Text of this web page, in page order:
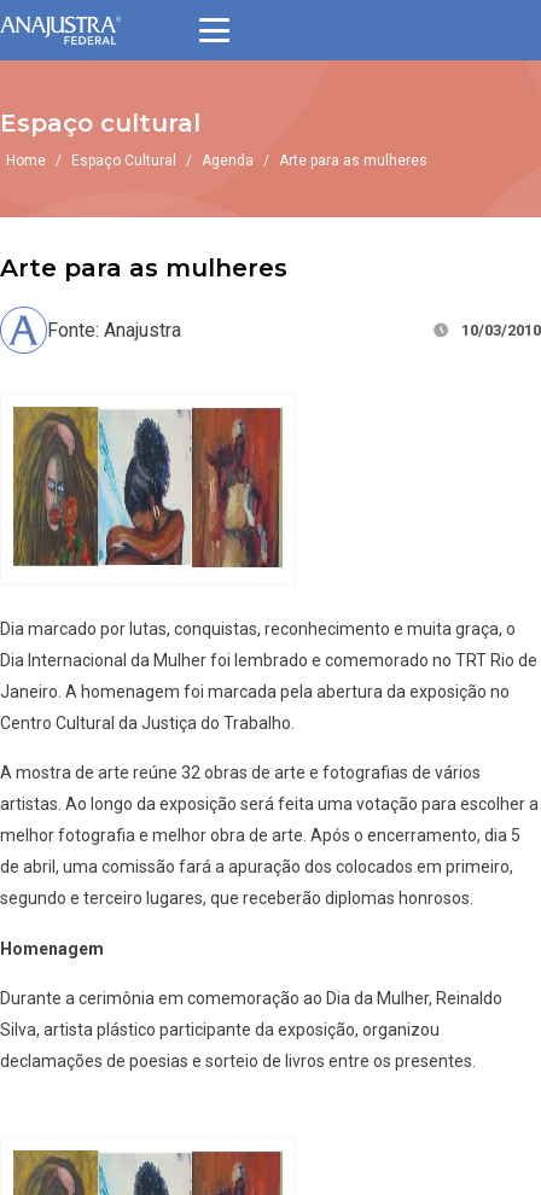
Espaço cultural
Home / Espaço Cultural / Agenda / Arte para as mulheres
Arte para as mulheres
Fonte: Anajustra 10/03/2010
Dia marcado por lutas, conquistas, reconhecimento e muita graça, o
Dia Internacional da Mulher foi lembrado e comemorado no TRT Rio de
Janeiro. A homenagem foi marcada pela abertura da exposição no
Centro Cultural da Justiça do Trabalho.
A mostra de arte reúne 32 obras de arte e fotografias de vários
artistas. Ao longo da exposição será feita uma votação para escolher a
melhor fotografia e melhor obra de arte. Após o encerramento, dia 5
de abril, uma comissão fará a apuração dos colocados em primeiro,
segundo e terceiro lugares, que receberão diplomas honrosos.
Homenagem
Durante a cerimônia em comemoração ao Dia da Mulher, Reinaldo
Silva, artista plástico participante da exposição, organizou
declamações de poesias e sorteio de livros entre os presentes.